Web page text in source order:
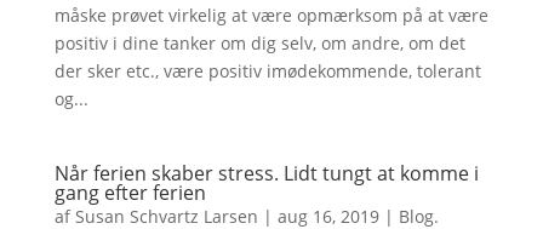
måske prøvet virkelig at være opmærksom på at være
positiv i dine tanker om dig selv, om andre, om det
der sker etc., være positiv imødekommende, tolerant
og...
Når ferien skaber stress. Lidt tungt at komme i
gang efter ferien
af Susan Schvartz Larsen | aug 16, 2019| Blog.